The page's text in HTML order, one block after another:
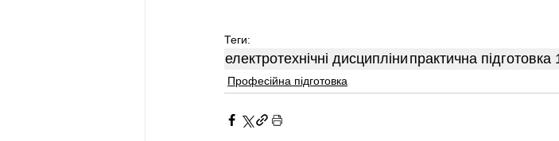
Теги:
електротехнічні дисципліни практична підготовка
Професійна підготовка